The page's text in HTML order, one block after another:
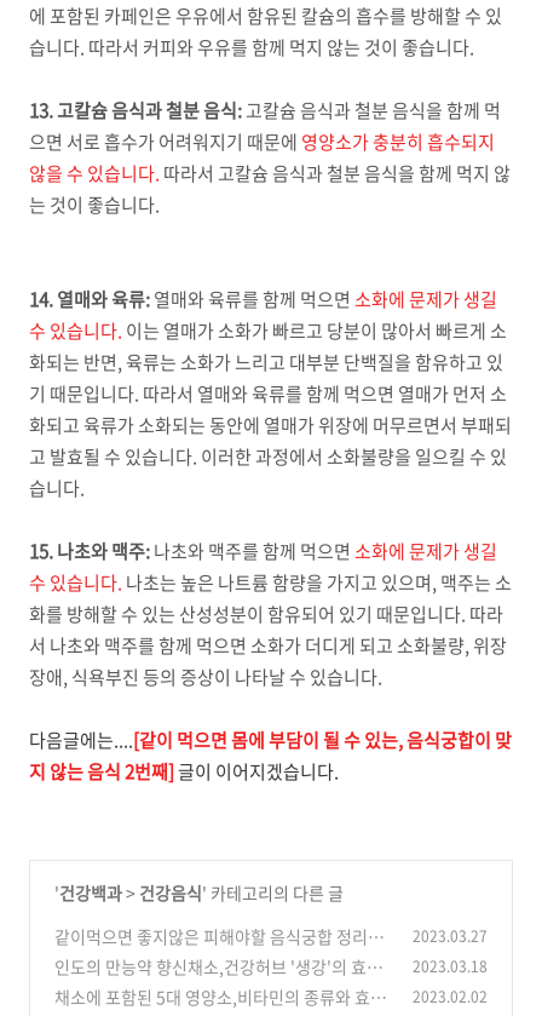
에 포함된 카페인은 우유에서 함유된 칼슘의 흡수를 방해할 수 있
습니다. 따라서 커피와 우유를 함께 먹지 않는 것이 좋습니다.
13. 고칼슘 음식과 철분 음식:고칼슘 음식과 철분 음식을 함께 먹
으면 서로 흡수가 어려워지기 때문에 영양소가 충분히 흡수되지
않을 수 있습니다. 따라서 고칼슘 음식과 철분 음식을 함께 먹지 않
는 것이 좋습니다.
14. 열매와 육류:열매와 육류를 함께 먹으면 소화에 문제가 생길
수 있습니다. 이는 열매가 소화가 빠르고 당분이 많아서 빠르게 소
화되는 반면, 육류는 소화가 느리고 대부분 단백질을 함유하고 있
기 때문입니다. 따라서 열매와 육류를 함께 먹으면 열매가 먼저 소
화되고 육류가 소화되는 동안에 열매가 위장에 머무르면서 부패되
고 발효될 수 있습니다. 이러한 과정에서 소화불량을 일으킬 수 있
습니다.
15. 나초와 맥주:나초와 맥주를 함께 먹으면 소화에 문제가 생길
수 있습니다. 나초는 높은 나트륨 함량을 가지고 있으며, 맥주는 소
화를 방해할 수 있는 산성성분이 함유되어 있기 때문입니다. 따라
서 나초와 맥주를 함께 먹으면 소화가 더디게 되고 소화불량, 위장
장애, 식욕부진 등의 증상이 나타날 수 있습니다.
다음글에는....[같이 먹으면 몸에 부담이될 수있는, 음식궁합이 맞
지 않는 음식 2번째]글이 이어지겠습니다.
'건강백과> 건강음식' 카테고리의 다른 글
같이먹으면 좋지않은 피해야할 음식궁합 정리30
(No.2)
(0)
2023.03.27
인도의 만능약 향신채소,건강허브 '생강'의 효능
(0)
2023.03.18
채소에 포함된 5대 영양소,비타민의 종류와 효능
2023.02.02